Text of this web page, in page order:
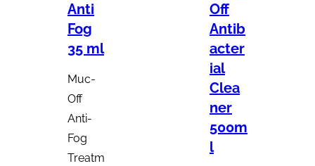
Anti
Fog
35 ml
Muc-
Off
Anti-
Fog
Treatm
Off
Antib
acter
ial
Clea
ner
500m
l